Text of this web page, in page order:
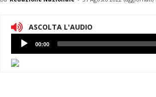
ASCOLTA L'AUDIO
Lettore
Audio
00:00